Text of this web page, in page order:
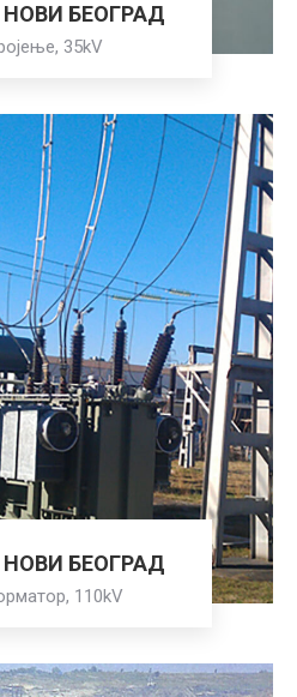
БЕОГРАД
35kV
БЕОГРАД
110kV